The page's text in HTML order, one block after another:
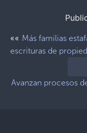
«« Más familias
escrituras de
Avanzan procesos